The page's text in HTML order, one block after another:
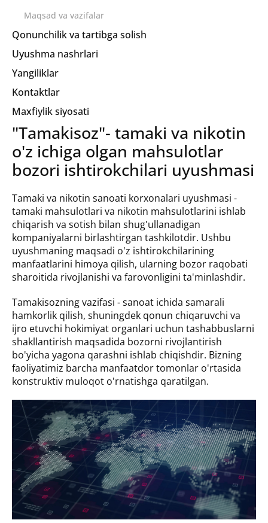
Maqsad va vazifalar
Qonunchilik va tartibga solish
Uyushma nashrlari
Yangiliklar
Kontaktlar
Maxfiylik siyosati
"Tamakisoz"- tamaki va nikotin
o'z ichiga olgan mahsulotlar
bozori ishtirokchilari uyushmasi
Tamaki va nikotin sanoati korxonalari uyushmasi -
tamaki mahsulotlari va nikotin mahsulotlarini ishlab
chiqarish va sotish bilan shug'ullanadigan
kompaniyalarni birlashtirgan tashkilotdir. Ushbu
uyushmaning maqsadi o'z ishtirokchilarining
manfaatlarini himoya qilish, ularning bozor raqobati
sharoitida rivojlanishi va farovonligini ta'minlashdir.
Tamakisozning vazifasi - sanoat ichida samarali
hamkorlik qilish, shuningdek qonun chiqaruvchi va
ijro etuvchi hokimiyat organlari uchun tashabbuslarni
shakllantirish maqsadida bozorni rivojlantirish
bo'yicha yagona qarashni ishlab chiqishdir. Bizning
faoliyatimiz barcha manfaatdor tomonlar o'rtasida
konstruktiv muloqot o'rnatishga qaratilgan.